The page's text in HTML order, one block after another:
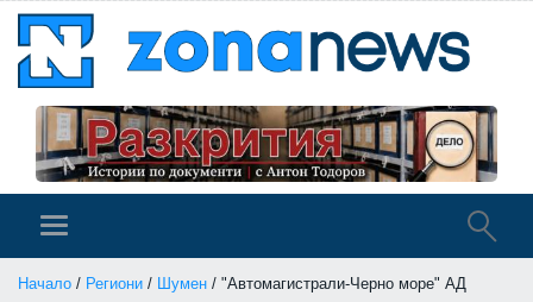
Начало / Региони / Шумен / "Автомагистрали-Черно море" АД